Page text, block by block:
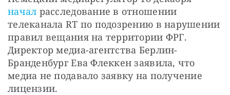
начал расследование в отношении
телеканала RT по подозрению в нарушении
правил вещания на территории ФРГ.
Директор медиа-агентства Берлин-
Бранденбург Ева Флеккен заявила, что
медиа не подавало заявку на получение
лицензии.